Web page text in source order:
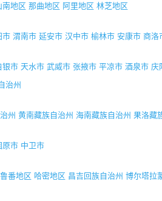
南地区 那曲地区 阿里地区 林芝地区
市 渭南市 延安市 汉中市 榆林市 安康市 商洛
银市 天水市 武威市 张掖市 平凉市 酒泉市 庆
治州
州 黄南藏族自治州 海南藏族自治州 果洛藏
原市 中卫市
番地区 哈密地区 昌吉回族自治州 博尔塔拉